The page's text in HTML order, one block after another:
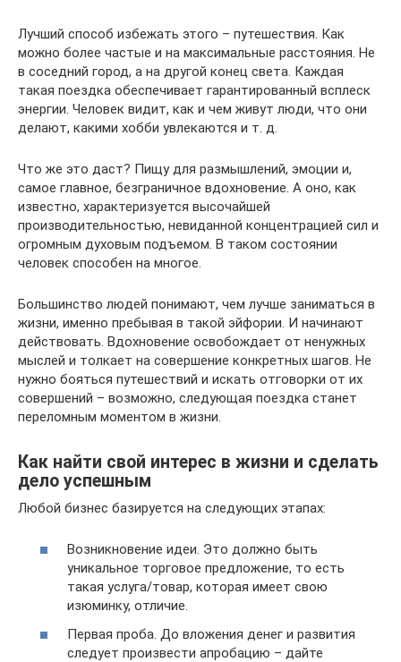
Лучший способ избежать этого – путешествия. Как
можно более частые и на максимальные расстояния. Не
в соседний город, а на другой конец света. Каждая
такая поездка обеспечивает гарантированный всплеск
энергии. Человек видит, как и чем живут люди, что они
делают, какими хобби увлекаются и т. д.
Что же это даст? Пищу для размышлений, эмоции и,
самое главное, безграничное вдохновение. А оно, как
известно, характеризуется высочайшей
производительностью, невиданной концентрацией сил и
огромным духовым подъемом. В таком состоянии
человек способен на многое.
Большинство людей понимают, чем лучше заниматься в
жизни, именно пребывая в такой эйфории. И начинают
действовать. Вдохновение освобождает от ненужных
мыслей и толкает на совершение конкретных шагов. Не
нужно бояться путешествий и искать отговорки от их
совершений – возможно, следующая поездка станет
переломным моментом в жизни.
Как найти свой интерес в жизни и сделать
дело успешным
Любой бизнес базируется на следующих этапах:
Возникновение идеи. Это должно быть
уникальное торговое предложение, то есть
такая услуга/товар, которая имеет свою
изюминку, отличие.
Первая проба. До вложения денег и развития
следует произвести апробацию – дайте